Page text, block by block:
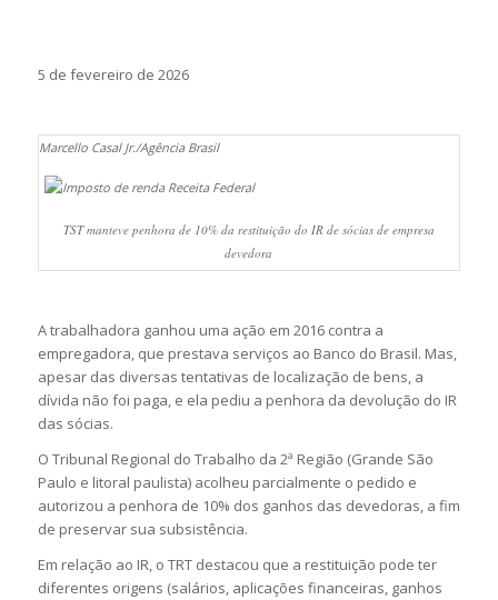
5 de fevereiro de 2026
Marcello Casal Jr./Agência Brasil
TST manteve penhora de 10% da restituição do IR de sócias de empresa
devedora
A trabalhadora ganhou uma ação em 2016 contra a
empregadora, que prestava serviços ao Banco do Brasil. Mas,
apesar das diversas tentativas de localização de bens, a
dívida não foi paga, e ela pediu a penhora da devolução do IR
das sócias.
O Tribunal Regional do Trabalho da 2ª Região (Grande São
Paulo e litoral paulista) acolheu parcialmente o pedido e
autorizou a penhora de 10% dos ganhos das devedoras, a fim
de preservar sua subsistência.
Em relação ao IR, o TRT destacou que a restituição pode ter
diferentes origens (salários, aplicações financeiras, ganhos